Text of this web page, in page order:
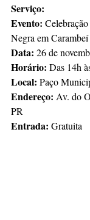
Serviço:
Evento:
Negra em Carambeí
Data: 26 de
Horário: Das 14h
Local: Paço
Endereço: Av. do
PR
Entrada: Gratuita